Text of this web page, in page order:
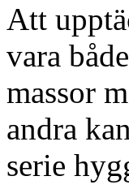
Att
vara
massor
andra
serie